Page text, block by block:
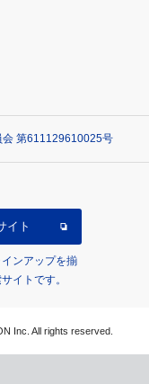
会 第611129610025号
イト
インアップを揃
イトです。
Inc. All rights reserved.